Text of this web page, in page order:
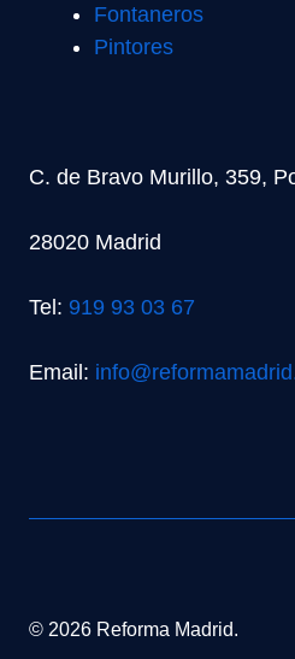
Fontaneros
Pintores
C. de Bravo Murillo, 359,
28020 Madrid
Tel: 919 93 03 67
Email:
© 2026 Reforma Madrid.